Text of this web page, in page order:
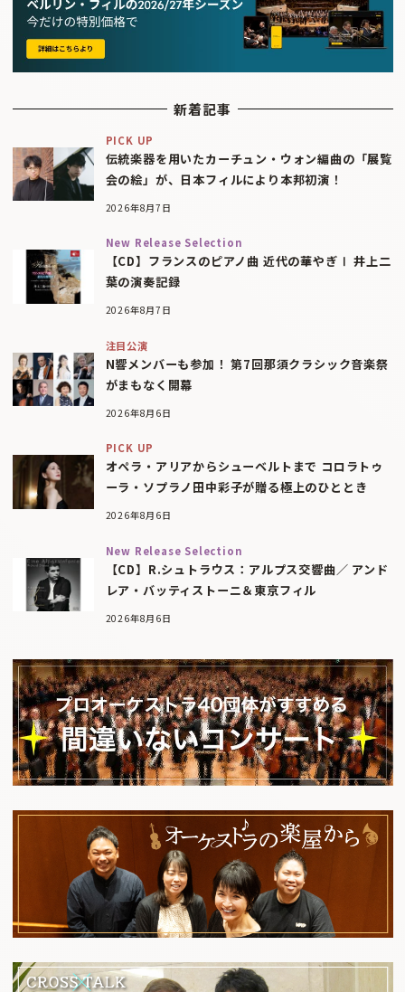
新着記事
PICK UP
伝統楽器を用いたカーチュン・ウォン編曲の「展覧
会の絵」が、日本フィルにより本邦初演！
2026年8月7日
New Release Selection
【CD】フランスのピアノ曲 近代の華やぎⅠ 井上二
葉の演奏記録
2026年8月7日
注目公演
N響メンバーも参加！ 第7回那須クラシック音楽祭
がまもなく開幕
2026年8月6日
PICK UP
オペラ・アリアからシューベルトまで コロラトゥ
ーラ・ソプラノ田中彩子が贈る極上のひととき
2026年8月6日
New Release Selection
【CD】R.シュトラウス：アルプス交響曲／ アンド
レア・バッティストーニ＆東京フィル
2026年8月6日